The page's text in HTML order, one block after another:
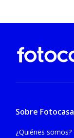
Sobre Fotocasa
¿Quiénes somos?